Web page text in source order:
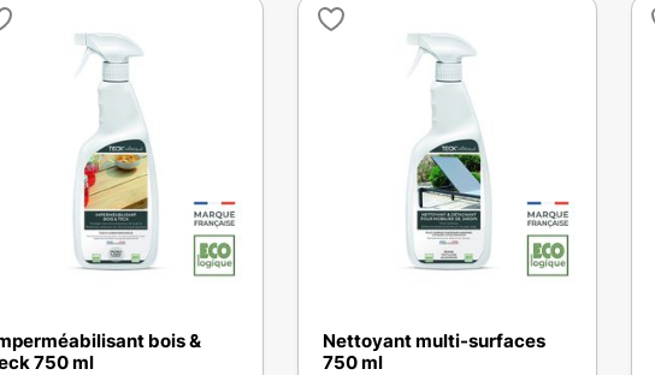
bois &
750 ml
Nettoyant multi-surfaces
750 ml